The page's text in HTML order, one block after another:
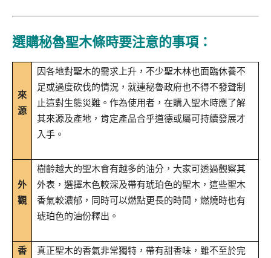
選購秘魯聖木條時要注意的事項：
來
源
因各地對聖木的需求上升，不少聖木林也面臨休養不
足或過度砍伐的情況，就連秘魯政府也不得不發聲制
止這對生態災難。作為使用者，在購入聖木時應了解
其來源及產地，肯定產品合乎道德或屬可持續發展才
入手。
外
觀
樹齡越大的聖木會有越多的油分，大家可透過觀察其
外表，選擇木色較深及帶有琥珀色的聖木，這些聖木
香氣較濃郁，同時可以燃點更長的時間，燃燒時也有
琥珀色的油份釋出。
香
真正聖木的香氣非常獨特，帶有甜香味，雖不至於完